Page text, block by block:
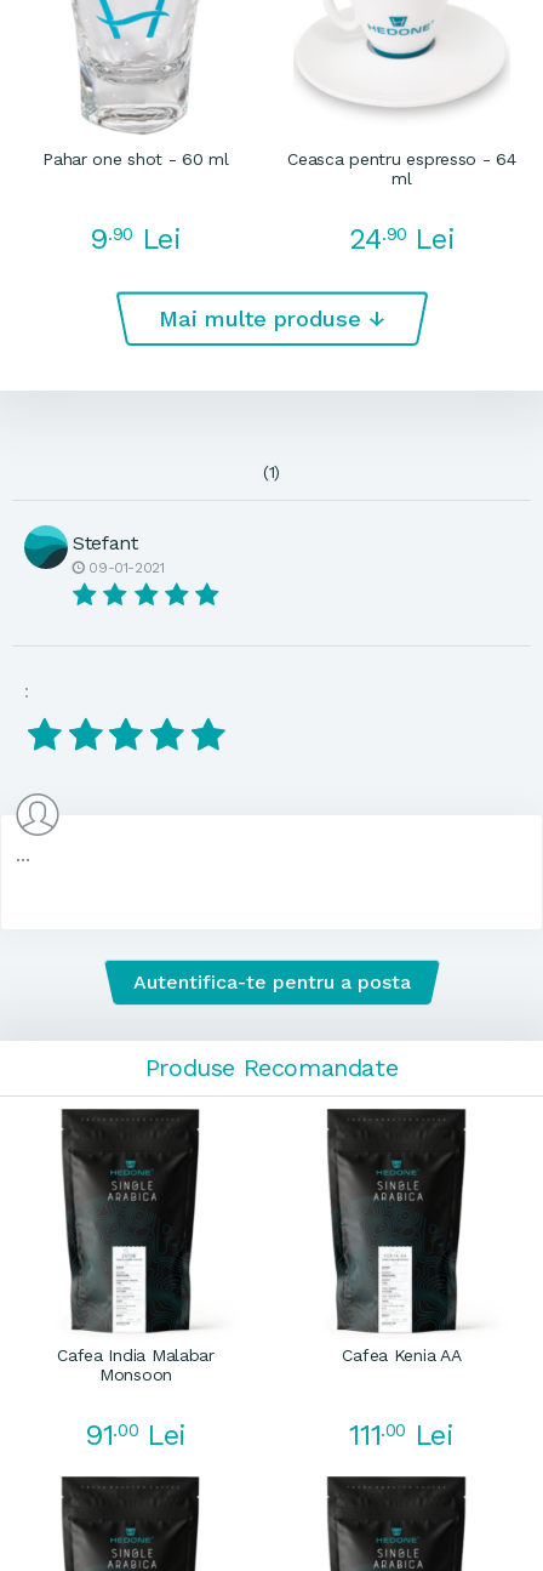
Pahar one shot - 60 ml
9.90 Lei
Ceasca pentru espresso - 64
ml
24.90 Lei
Mai multe produse ↓
(1)
Stefant
09-01-2021
:
Autentifica-te pentru a posta
Produse Recomandate
Cafea India Malabar
Monsoon
91.00 Lei
Cafea Kenia AA
111.00 Lei